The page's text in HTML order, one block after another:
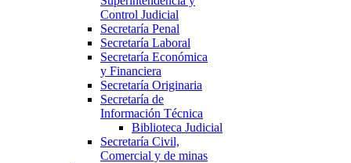
Control Judicial
Secretaría Penal
Secretaría Laboral
Secretaría Económica
y Financiera
Secretaría Originaria
Secretaría de
Información Técnica
Biblioteca Judicial
Secretaría Civil,
Comercial y de minas